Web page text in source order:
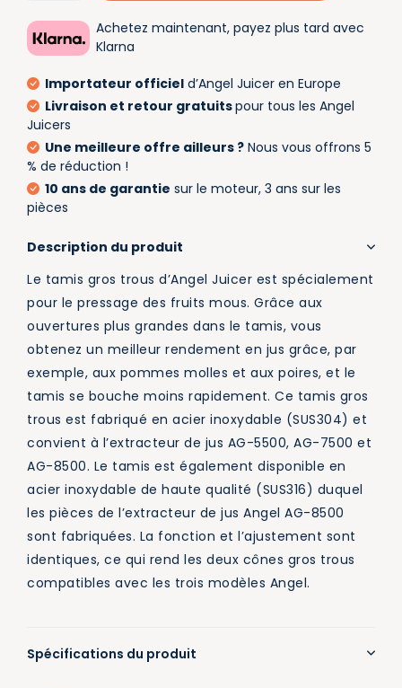
Achetez maintenant, payez plus tard avec
Klarna
Importateur officiel d’Angel Juicer en Europe
Livraison et retour gratuitspour tous les Angel
Juicers
Une meilleure offre ailleurs ? Nous vous offrons 5
% de réduction !
10 ans de garantie sur le moteur, 3 ans sur les
pièces
Description du produit
Le tamis gros trous d’Angel Juicer est spécialement
pour le pressage des fruits mous. Grâce aux
ouvertures plus grandes dans le tamis, vous
obtenez un meilleur rendement en jus grâce, par
exemple, aux pommes molles et aux poires, et le
tamis se bouche moins rapidement. Ce tamis gros
trous est fabriqué en acier inoxydable (SUS304) et
convient à l’extracteur de jus AG-5500, AG-7500 et
AG-8500. Le tamis est également disponible en
acier inoxydable de haute qualité (SUS316) duquel
les pièces de l’extracteur de jus Angel AG-8500
sont fabriquées. La fonction et l’ajustement sont
identiques, ce qui rend les deux cônes gros trous
compatibles avec les trois modèles Angel.
Spécifications du produit